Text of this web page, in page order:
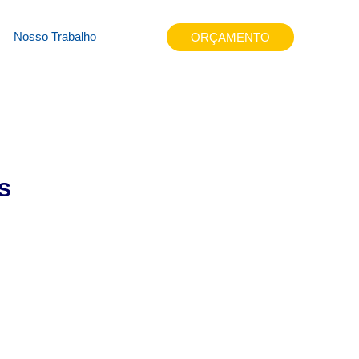
Nosso Trabalho ORÇAMENTO